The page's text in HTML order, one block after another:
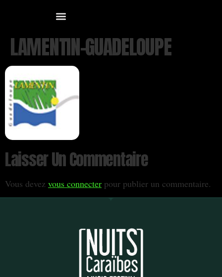
LAMENTIN-GUADELOUPE
Laisser Un Commentaire
Vous devez vous connecter pour publier un commentaire.